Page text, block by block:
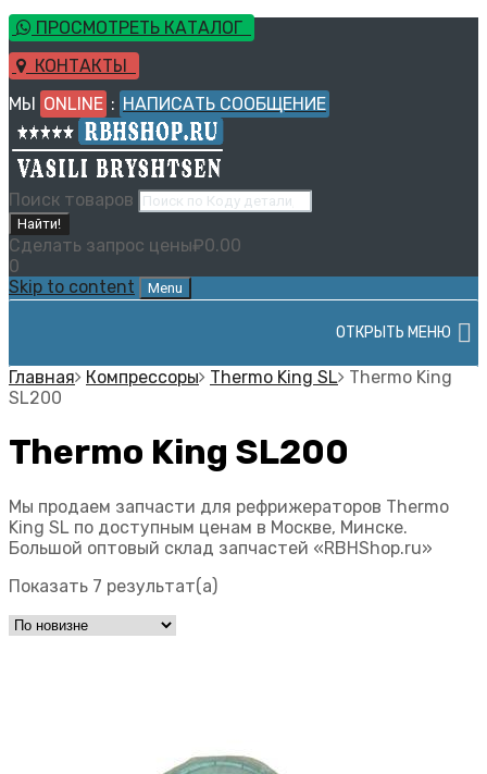
ПРОСМОТРЕТЬ КАТАЛОГ
КОНТАКТЫ
МЫ ONLINE : НАПИСАТЬ СООБЩЕНИЕ
Поиск товаров
Найти!
Сделать запрос цены₽0.00
0
Skip to content
Menu
ОТКРЫТЬ МЕНЮ
Главная Компрессоры Thermo King SL Thermo King
SL200
Thermo King SL200
Мы продаем запчасти для рефрижераторов Thermo
King SL по доступным ценам в Москве, Минске.
Большой оптовый склад запчастей «RBHShop.ru»
Показать 7 результат(а)